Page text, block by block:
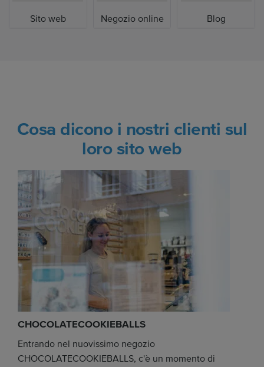
Sito web Negozio online Blog
Cosa dicono i nostri clienti sul
loro sito web
CHOCOLATECOOKIEBALLS
Entrando nel nuovissimo negozio
CHOCOLATECOOKIEBALLS, c'è un momento di